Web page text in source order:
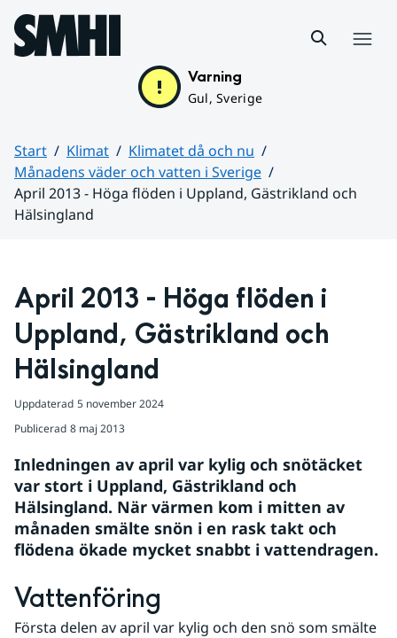
Hoppa till sidans innehåll
Varning
Gul, Sverige
Start Klimat
Klimatet då och nu
Månadens väder och vatten i Sverige
April 2013 - Höga flöden i Uppland, Gästrikland och
Hälsingland
April 2013 - Höga flöden i
Uppland, Gästrikland och
Hälsingland
Uppdaterad 5 november 2024
Publicerad 8 maj 2013
Inledningen av april var kylig och snötäcket
var stort i Uppland, Gästrikland och
Hälsingland. När värmen kom i mitten av
månaden smälte snön i en rask takt och
flödena ökade mycket snabbt i vattendragen.
Vattenföring
Första delen av april var kylig och den snö som smälte